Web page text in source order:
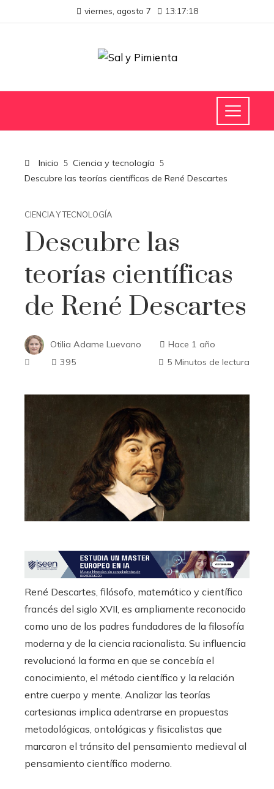
viernes, agosto 7 13:17:19
Inicio
Ciencia y tecnología
Descubre las teorías científicas de René Descartes
CIENCIA Y TECNOLOGÍA
Descubre las
teorías científicas
de René Descartes
Otilia Adame Luevano
Hace 1 año
395
5 Minutos de lectura
René Descartes, filósofo, matemático y científico
francés del siglo XVII, es ampliamente reconocido
como uno de los padres fundadores de la filosofía
moderna y de la ciencia racionalista. Su influencia
revolucionó la forma en que se concebía el
conocimiento, el método científico y la relación
entre cuerpo y mente. Analizar las teorías
cartesianas implica adentrarse en propuestas
metodológicas, ontológicas y fisicalistas que
marcaron el tránsito del pensamiento medieval al
pensamiento científico moderno.